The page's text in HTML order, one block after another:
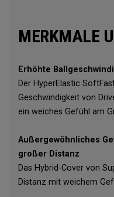
MERKMALE
Erhöhte
Der HyperElastic
Geschwindigkeit von
ein weiches Gefühl am
Außergewöhnliches
großer Distanz
Das Hybrid-Cover von
Distanz mit weichem